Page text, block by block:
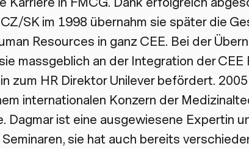
SK im 1998 übernahm sie später die
Resources in ganz CEE. Bei der
massgeblich an der Integration der
zum HR Direktor Unilever befördert.
internationalen Konzern der
Dagmar ist eine ausgewiesene Expertin
sie hat auch bereits